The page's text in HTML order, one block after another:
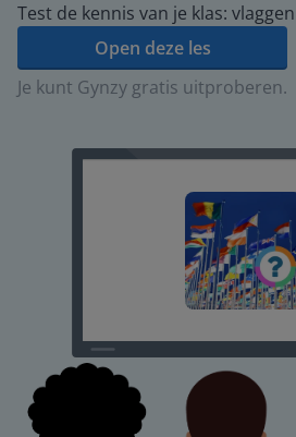
Test de kennis van je klas:
Open deze les
Je kunt Gynzy gratis uitproberen.